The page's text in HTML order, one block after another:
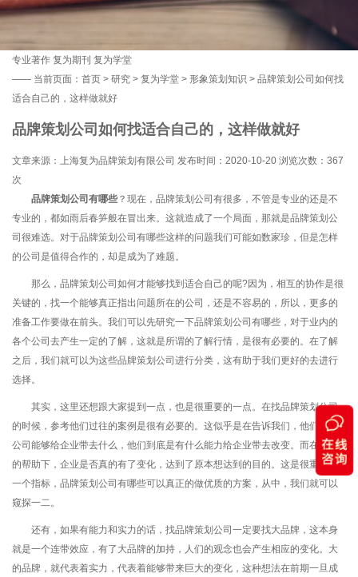
专业著作 复为期刊 复为学堂
—— 当前页面： 首页 > 研究 > 复为学堂 > 形象策划知识 > 品牌策划公司如何找
适合自己的，这样做就好
品牌策划公司如何找适合自己的，这样做就好
文章来源：上海复为品牌策划有限公司 发布时间：2020-10-20 浏览次数： 367
次
品牌策划公司有哪些 ？ 现在，品牌策划公司有很多，不管是专业的还是不
专业的，都如雨后春笋般在冒出来。这就造成了一个局面，那就是品牌策划公
司很难选。对于品牌策划公司有哪些这样的问题我们可能如数家珍，但是怎样
的公司是值得合作的，却是成为了难题。
那么，品牌策划公司如何才能够找到适合自己的呢?因为，相互的协作是很
关键的，找一个能够真正指出问题所在的公司，还是不容易的，所以，更多的
准备工作要做在前头。我们可以先研究一下品牌策划公司有哪些，对于业内的
各个公司去产生一定的了解，这就是所谓的了解行情，是很有必要的。在了解
之后，我们就可以为这些品牌策划公司进行分类，这有助于我们更好的去进行
选择。
其实，这里还想跟大家提到一点，也是很重要的一点。在找品牌策划公司
的时候，参考他们过往的案例是很有必要的。这似乎是在告诉我们，他们这家
公司能够给企业带去什么，他们到底是有什么能力给企业带去改变。而在他们
的帮助下，企业是否真的有了变化，达到了原本想达到的目的。这是很重要的
一个指标，品牌策划公司有哪些可以真正的做优质的方案，从中，我们就可以
窥探一二。
还有，如果有能力和实力的话，找品牌策划公司一定要找大品牌，这本身
就是一个连带效应，有了大品牌的加持，人们的观念也会产生相应的变化。大
的品牌，就代表着实力，代表着能够带来巨大的变化，这种想法在前期一旦成